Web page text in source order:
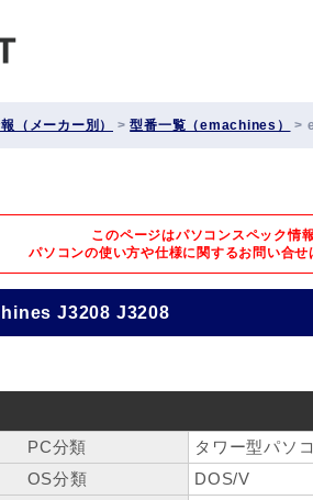
（メーカー別） >型番一覧（emachines） >
このページはパソコンスペック情
パソコンの使い方や仕様に関するお問い合せ
J3208 J3208
PC分類
タワー型パソ
OS分類
DOS/V